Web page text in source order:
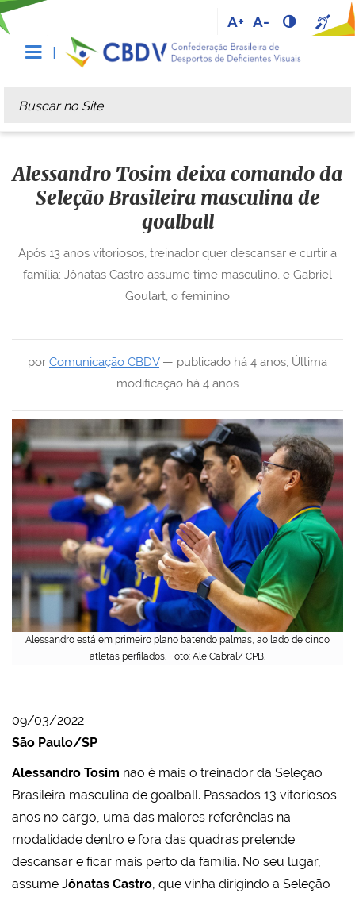
A+ A-
Busca
Busca Avançada…
Alessandro está em primeiro plano batendo palmas, ao lado de cinco
atletas perfilados. Foto: Ale Cabral/ CPB.
Alessandro Tosim deixa comando da
Seleção Brasileira masculina de
goalball
por Comunicação CBDV— publicado há 4 anos, Última
modificação há 4 anos
Após 13 anos vitoriosos, treinador quer descansar e curtir a
família; Jônatas Castro assume time masculino, e Gabriel
Goulart, o feminino
09/03/2022
São Paulo/SP
Alessandro Tosim não é mais o treinador da Seleção
Brasileira masculina de goalball. Passados 13 vitoriosos
anos no cargo, uma das maiores referências na
modalidade dentro e fora das quadras pretende
descansar e ficar mais perto da família. No seu lugar,
assume Jônatas Castro , que vinha dirigindo a Seleção